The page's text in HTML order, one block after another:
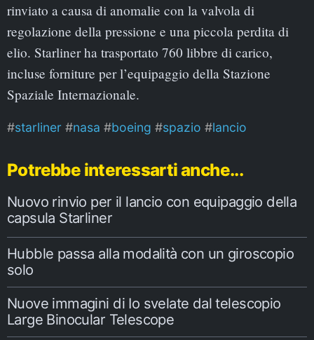
rinviato a causa di anomalie con la valvola di
regolazione della pressione e una piccola perdita di
elio. Starliner ha trasportato 760 libbre di carico,
incluse forniture per l’equipaggio della Stazione
Spaziale Internazionale.
starliner nasa boeing spazio lancio
Potrebbe interessarti anche...
Nuovo rinvio per il lancio con equipaggio della
capsula Starliner
Hubble passa alla modalità con un giroscopio
solo
Nuove immagini di Io svelate dal telescopio
Large Binocular Telescope